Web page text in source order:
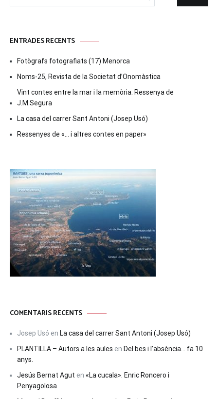
ENTRADES RECENTS
Fotògrafs fotografiats (17) Menorca
Noms-25, Revista de la Societat d’Onomàstica
Vint contes entre la mar i la memòria. Ressenya de
J.M.Segura
La casa del carrer Sant Antoni (Josep Usó)
Ressenyes de «… i altres contes en paper»
COMENTARIS RECENTS
Josep Usó en La casa del carrer Sant Antoni (Josep Usó)
PLANTILLA – Autors a les aules en Del bes i l’absència… fa 10
anys.
Jesús Bernat Agut en «La cucala». Enric Roncero i
Penyagolosa